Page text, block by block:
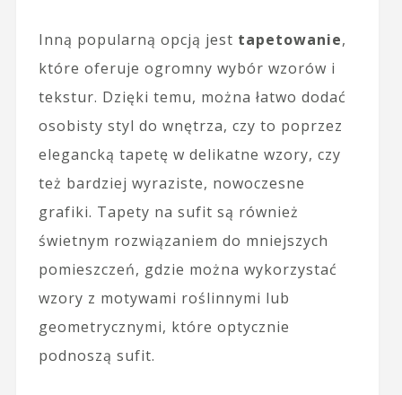
Inną popularną opcją jest tapetowanie,
które oferuje ogromny wybór wzorów i
tekstur. Dzięki temu, można łatwo dodać
osobisty styl do wnętrza, czy to poprzez
elegancką tapetę w delikatne wzory, czy
też bardziej wyraziste, nowoczesne
grafiki. Tapety na sufit są również
świetnym rozwiązaniem do mniejszych
pomieszczeń, gdzie można wykorzystać
wzory z motywami roślinnymi lub
geometrycznymi, które optycznie
podnoszą sufit.